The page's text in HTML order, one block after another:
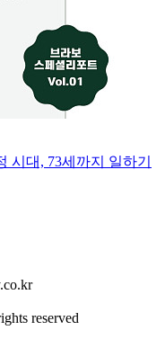
시대, 73세까지 일하기
reserved